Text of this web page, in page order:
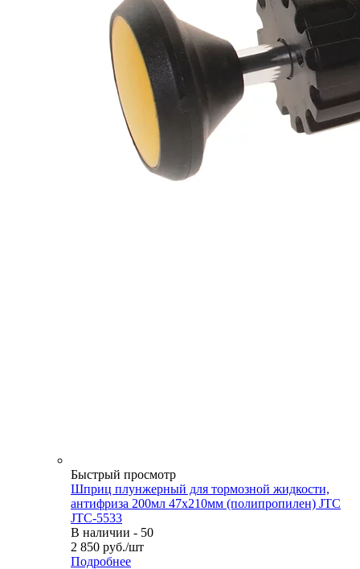
Быстрый просмотр
Шприц плунжерный для тормозной жидкости,
антифриза 200мл 47x210мм (полипропилен) JTC
JTC-5533
В наличии - 50
2 850 руб./шт
Подробнее